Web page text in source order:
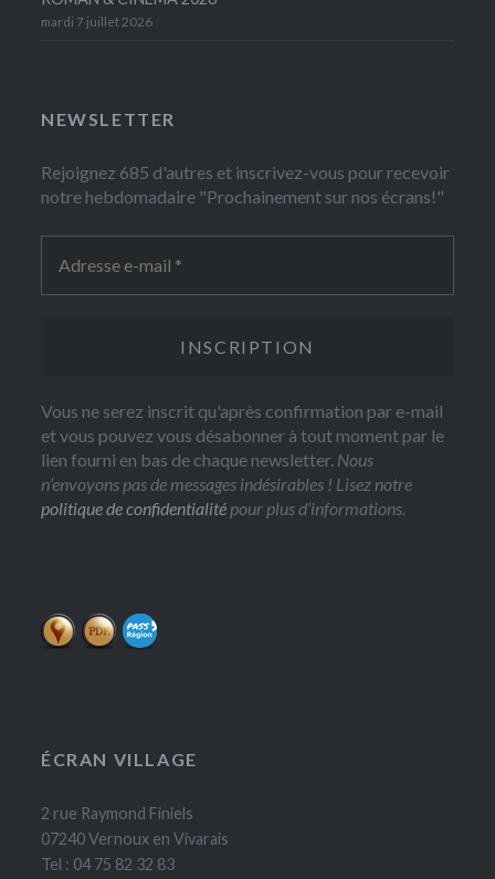
mardi 7 juillet 2026
NEWSLETTER
Rejoignez 685 d'autres et inscrivez-vous pour recevoir
notre hebdomadaire "Prochainement sur nos écrans!"
Vous ne serez inscrit qu'après confirmation par e-mail
et vous pouvez vous désabonner à tout moment par le
lien fourni en bas de chaque newsletter. Nous
n’envoyons pas de messages indésirables ! Lisez notre
politique de confidentialité pour plus d’informations.
ÉCRAN VILLAGE
2 rue Raymond Finiels
07240 Vernoux en Vivarais
Tel : 04 75 82 32 83